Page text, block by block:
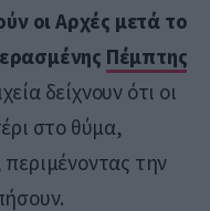
οι Αρχές μετά το
Πέμπτης
δείχνουν ότι οι
στο θύμα,
την